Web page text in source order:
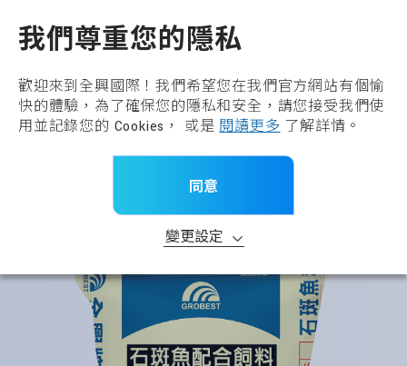
我們尊重您的隱私
歡迎來到全興國際！我們希望您在我們官方網站有個愉
快的體驗，為了確保您的隱私和安全，請您接受我們使
用並記錄您的 Cookies， 或是 閱讀更多 了解詳情。
同意
變更設定
回到上一頁 基礎飼料
產品分類
產品品牌
全興牌石斑魚配合飼料-龍膽石斑